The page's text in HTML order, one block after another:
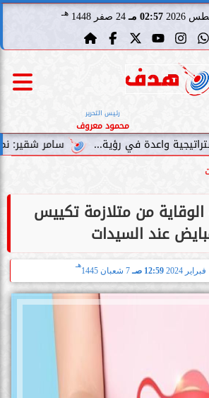
02:57 مـ 24 صفر 1448 هـ
رئيس التحرير
محمود معروف
سامر شقير: نمو صناديق
الوقاية من متلازمة تكييس
عند السيدات
12:59 صـ 7 شعبان 1445
هـ